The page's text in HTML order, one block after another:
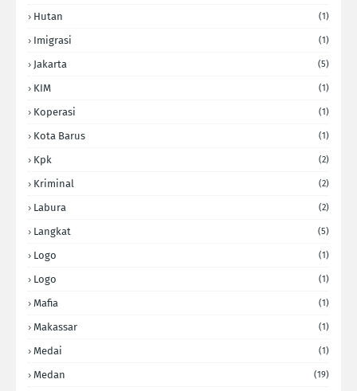
Hutan (1)
Imigrasi (1)
Jakarta (5)
KIM (1)
Koperasi (1)
Kota Barus (1)
Kpk (2)
Kriminal (2)
Labura (2)
Langkat (5)
Logo (1)
Logo (1)
Mafia (1)
Makassar (1)
Medai (1)
Medan (19)